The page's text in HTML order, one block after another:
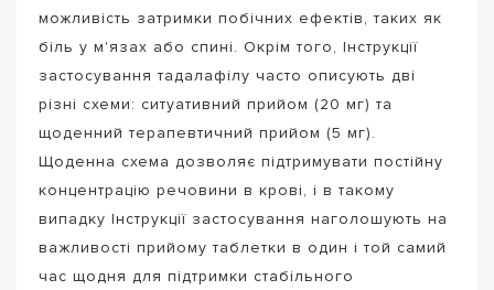
можливість затримки побічних ефектів, таких як
біль у м'язах або спині. Окрім того, Інструкції
застосування тадалафілу часто описують дві
різні схеми: ситуативний прийом (20 мг) та
щоденний терапевтичний прийом (5 мг).
Щоденна схема дозволяє підтримувати постійну
концентрацію речовини в крові, і в такому
випадку Інструкції застосування наголошують на
важливості прийому таблетки в один і той самий
час щодня для підтримки стабільного